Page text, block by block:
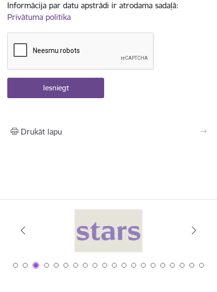
Informācija par datu apstrādi ir atrodama sadaļā:
Privātuma politika
Drukāt lapu